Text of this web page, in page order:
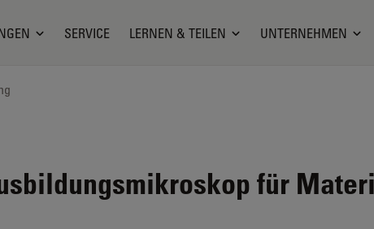
SERVICE LERNEN & TEILEN UNTERNEHMEN
für